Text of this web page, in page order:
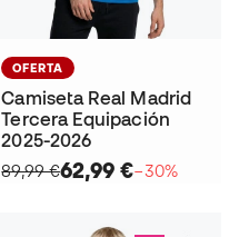
OFERTA
Camiseta Real Madrid
Tercera Equipación
2025-2026
89,99 €62,99 €−30%